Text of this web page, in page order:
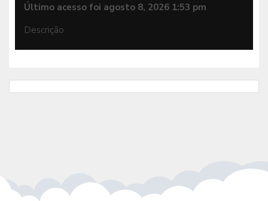
Último acesso foi agosto 8, 2026 1:53 pm
Descrição